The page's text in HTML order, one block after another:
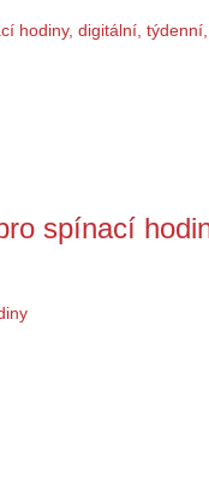
spínací